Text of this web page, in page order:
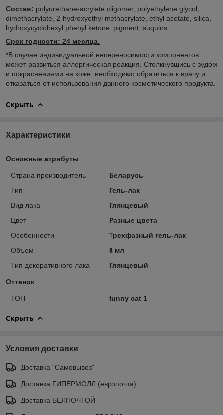
Состав: polyurethane-acrylate oligomer, polyethylene glycol,
dimethacrylate, 2-hydroxyethyl methacrylate, ethyl acetate, silica,
hydroxycyclohexyl phenyl ketone, pigment, suquins.
Срок годности: 24 месяца.
*В случае индивидуальной непереносимости компонентов
может развиться аллергическая реакция. Столкнувшись с зудом
и покраснениями на коже, необходимо обратиться к врачу и
отказаться от использования данного косметического продукта.
Скрыть
Характеристики
Основные атрибуты
Страна производитель
Беларусь
Тип
Гель-лак
Вид лака
Глянцевый
Цвет
Разные цвета
Особенности
Трехфазный гель-лак
Объем
8 мл
Тип декоративного лака
Глянцевый
Оттенок
ТОН funny cat 1
Скрыть
Условия доставки
Доставка "Самовывоз"
Доставка ГИПЕРМОЛЛ (европочта)
Доставка БЕЛПОЧТОЙ